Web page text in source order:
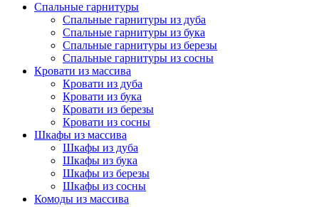
Спальные гарнитуры
Спальные гарнитуры из дуба
Спальные гарнитуры из бука
Спальные гарнитуры из березы
Спальные гарнитуры из сосны
Кровати из массива
Кровати из дуба
Кровати из бука
Кровати из березы
Кровати из сосны
Шкафы из массива
Шкафы из дуба
Шкафы из бука
Шкафы из березы
Шкафы из сосны
Комоды из массива